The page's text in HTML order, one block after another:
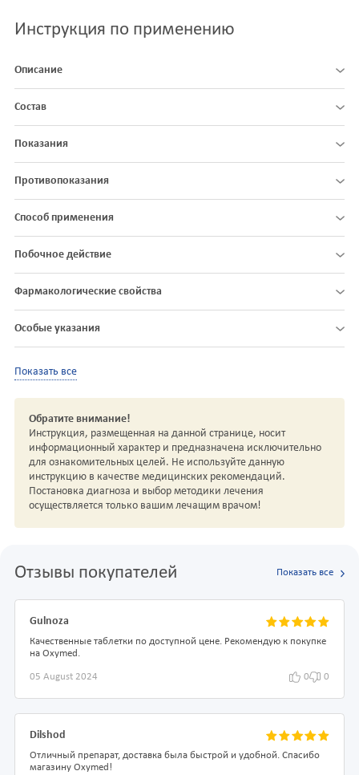
Инструкция по применению
Описание
Состав
Показания
Противопоказания
Способ применения
Побочное действие
Фармакологические свойства
Особые указания
Показать все
Обратите внимание!
Инструкция, размещенная на данной странице, носит
информационный характер и предназначена исключительно
для ознакомительных целей. Не используйте данную
инструкцию в качестве медицинских рекомендаций.
Постановка диагноза и выбор методики лечения
осуществляется только вашим лечащим врачом!
Отзывы покупателей Показать все
Gulnoza
Качественные таблетки по доступной цене. Рекомендую к покупке
на Oxymed.
05 August 2024 0 0
Dilshod
Отличный препарат, доставка была быстрой и удобной. Спасибо
магазину Oxymed!